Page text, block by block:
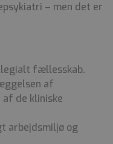
– men det er
fællesskab.
af
af de kliniske
arbejdsmiljø og